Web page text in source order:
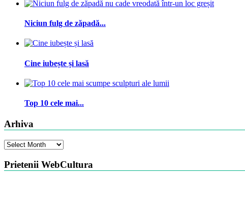
Niciun fulg de zăpadă...
Cine iubește și lasă
Top 10 cele mai...
Arhiva
Arhiva
Prietenii WebCultura